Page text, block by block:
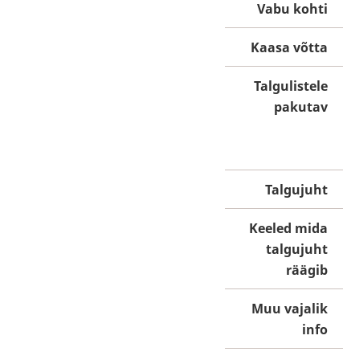
Vabu kohti
Kaasa võtta
Talgulistele
pakutav
Talgujuht
Keeled mida
talgujuht
räägib
Muu vajalik
info